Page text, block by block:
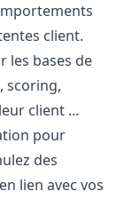
client.
les bases de
scoring,
client ...
pour
des
lien avec vos